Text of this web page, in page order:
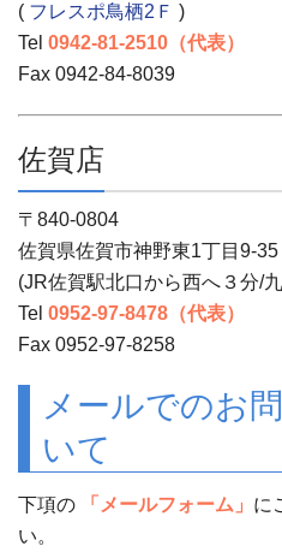
( フレスポ鳥栖2Ｆ )
Tel 0942-81-2510（代表）
Fax 0942-84-8039
佐賀店
〒840-0804
佐賀県佐賀市神野東1丁目9-35
(JR佐賀駅北口から西へ３分/
Tel 0952-97-8478（代表）
Fax 0952-97-8258
メールでのお
いて
下項の 「メールフォーム」 に
い。